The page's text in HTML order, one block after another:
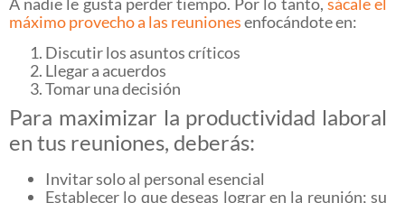
máximo provecho a las reunionesenfocándote en:
Discutir los asuntos críticos
Llegar a acuerdos
Tomar una decisión
Para maximizar la productividad laboral
en tus reuniones, deberás:
Invitar solo al personal esencial
Establecer lo que deseas lograr en la reunión; su